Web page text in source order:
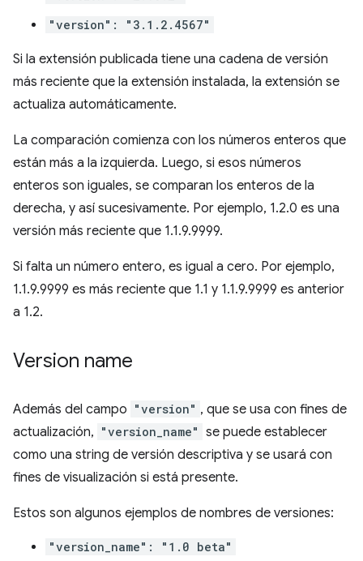
"version": "3.1.2.4567"
Si la extensión publicada tiene una cadena de versión
más reciente que la extensión instalada, la extensión se
actualiza automáticamente.
La comparación comienza con los números enteros que
están más a la izquierda. Luego, si esos números
enteros son iguales, se comparan los enteros de la
derecha, y así sucesivamente. Por ejemplo, 1.2.0 es una
versión más reciente que 1.1.9.9999.
Si falta un número entero, es igual a cero. Por ejemplo,
1.1.9.9999 es más reciente que 1.1 y 1.1.9.9999 es anterior
a 1.2.
Version name
Además del campo "version" , que se usa con fines de
actualización, "version_name" se puede establecer
como una string de versión descriptiva y se usará con
fines de visualización si está presente.
Estos son algunos ejemplos de nombres de versiones:
"version_name": "1.0 beta"